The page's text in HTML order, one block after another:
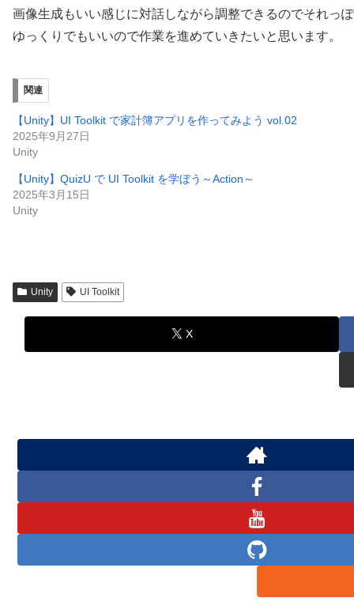
画像生成もいい感じに対話しながら調整できるのでそれっ
ゆっくりでもいいので作業を進めていきたいと思います。
関連
【Unity】UI Toolkit で家計簿アプリを作ってみよう vol.02
2025年9月27日
Unity
【Unity】QuizU で UI Toolkit を学ぼう～Action～
2025年3月15日
Unity
Unity UI Toolkit
X